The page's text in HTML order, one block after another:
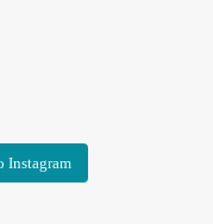
Instagram